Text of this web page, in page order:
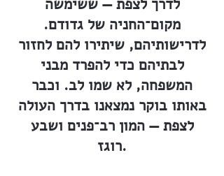
לדרך לצפת — ששימשה
מקום־החניה של גדודם.
לדרישותיהם, שיתירו להם לחזור
לבתיהם כדי להפרד מבני
המשפחה, לא שמו לב. וכבר
באותו בוקר נמצאנו בדרך העולה
לצפת — המון רב־פנים ושבע
רוגז.